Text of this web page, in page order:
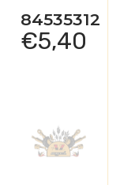
84535312
€5,40